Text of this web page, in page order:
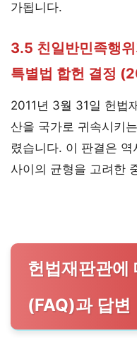
가됩니다.
3.5 친일반민족행
특별법 합헌 결정
2011년 3월 31일 헌법
산을 국가로 귀속시키
렸습니다. 이 판결은
사이의 균형을 고려한
헌법재판관에
(FAQ)과 답변